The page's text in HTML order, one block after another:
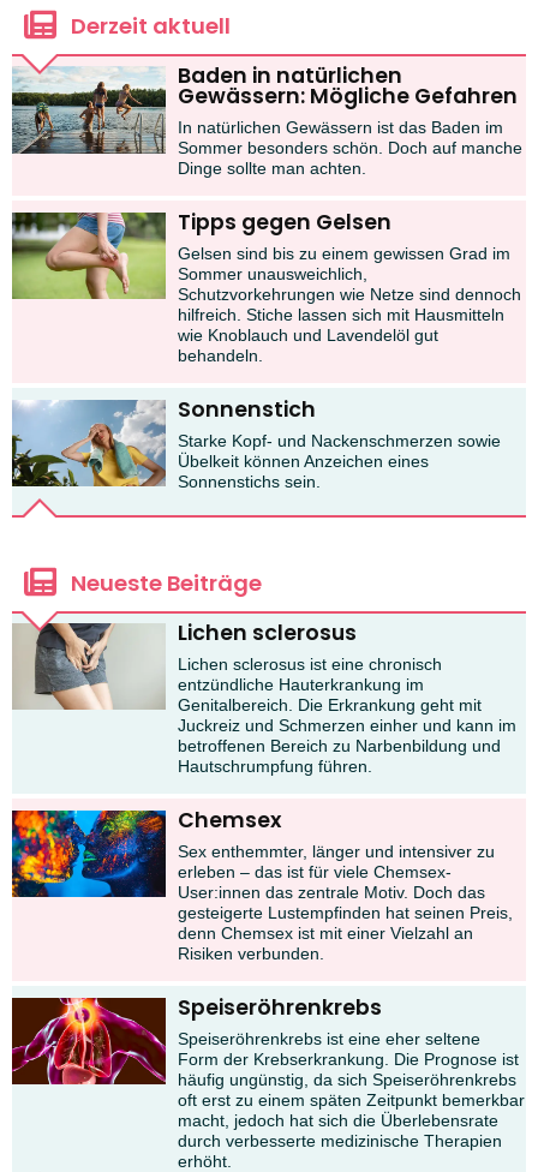
Derzeit aktuell
Baden in natürlichen
Gewässern: Mögliche Gefahren
In natürlichen Gewässern ist das Baden im
Sommer besonders schön. Doch auf manche
Dinge sollte man achten.
Tipps gegen Gelsen
Gelsen sind bis zu einem gewissen Grad im
Sommer unausweichlich,
Schutzvorkehrungen wie Netze sind dennoch
hilfreich. Stiche lassen sich mit Hausmitteln
wie Knoblauch und Lavendelöl gut
behandeln.
Sonnenstich
Starke Kopf- und Nackenschmerzen sowie
Übelkeit können Anzeichen eines
Sonnenstichs sein.
Neueste Beiträge
Lichen sclerosus
Lichen sclerosus ist eine chronisch
entzündliche Hauterkrankung im
Genitalbereich. Die Erkrankung geht mit
Juckreiz und Schmerzen einher und kann im
betroffenen Bereich zu Narbenbildung und
Hautschrumpfung führen.
Chemsex
Sex enthemmter, länger und intensiver zu
erleben – das ist für viele Chemsex-
User:innen das zentrale Motiv. Doch das
gesteigerte Lustempfinden hat seinen Preis,
denn Chemsex ist mit einer Vielzahl an
Risiken verbunden.
Speiseröhrenkrebs
Speiseröhrenkrebs ist eine eher seltene
Form der Krebserkrankung. Die Prognose ist
häufig ungünstig, da sich Speiseröhrenkrebs
oft erst zu einem späten Zeitpunkt bemerkbar
macht, jedoch hat sich die Überlebensrate
durch verbesserte medizinische Therapien
erhöht.